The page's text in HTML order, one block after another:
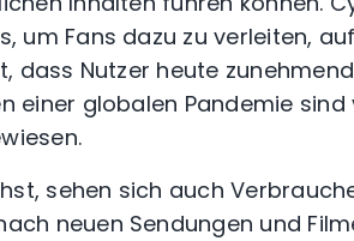
um Fans dazu zu verleiten,
dass Nutzer heute
einer globalen Pandemie sind
sehen sich auch
neuen Sendungen und